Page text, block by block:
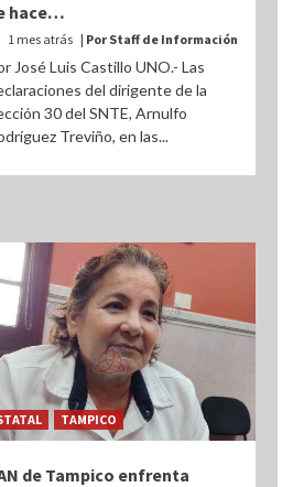
hace…
1 mes atrás | Por Staff de Información
José Luis Castillo UNO.- Las
del dirigente de la
30 del SNTE, Arnulfo
Treviño, en las...
TAMPICO
de Tampico enfrenta